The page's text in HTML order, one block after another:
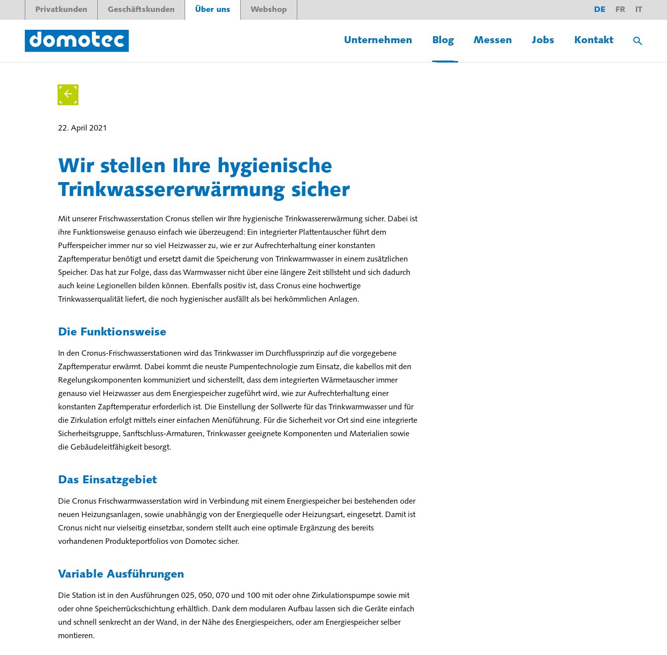
Privatkunden Geschäftskunden Über uns Webshop DE FR IT
Unternehmen Blog Messen Jobs Kontakt
22. April 2021
Wir stellen Ihre hygienische
Trinkwassererwärmung sicher
Mit unserer Frischwasserstation Cronus stellen wir Ihre hygienische Trinkwassererwärmung sicher. Dabei ist
ihre Funktionsweise genauso einfach wie überzeugend: Ein integrierter Plattentauscher führt dem
Pufferspeicher immer nur so viel Heizwasser zu, wie er zur Aufrechterhaltung einer konstanten
Zapftemperatur benötigt und ersetzt damit die Speicherung von Trinkwarmwasser in einem zusätzlichen
Speicher. Das hat zur Folge, dass das Warmwasser nicht über eine längere Zeit stillsteht und sich dadurch
auch keine Legionellen bilden können. Ebenfalls positiv ist, dass Cronus eine hochwertige
Trinkwasserqualität liefert, die noch hygienischer ausfällt als bei herkömmlichen Anlagen.
Die Funktionsweise
In den Cronus-Frischwasserstationen wird das Trinkwasser im Durchflussprinzip auf die vorgegebene
Zapftemperatur erwärmt. Dabei kommt die neuste Pumpentechnologie zum Einsatz, die kabellos mit den
Regelungskomponenten kommuniziert und sicherstellt, dass dem integrierten Wärmetauscher immer
genauso viel Heizwasser aus dem Energiespeicher zugeführt wird, wie zur Aufrechterhaltung einer
konstanten Zapftemperatur erforderlich ist. Die Einstellung der Sollwerte für das Trinkwarmwasser und für
die Zirkulation erfolgt mittels einer einfachen Menüführung. Für die Sicherheit vor Ort sind eine integrierte
Sicherheitsgruppe, Sanftschluss-Armaturen, Trinkwasser geeignete Komponenten und Materialien sowie
die Gebäudeleitfähigkeit besorgt.
Das Einsatzgebiet
Die Cronus Frischwarmwasserstation wird in Verbindung mit einem Energiespeicher bei bestehenden oder
neuen Heizungsanlagen, sowie unabhängig von der Energiequelle oder Heizungsart, eingesetzt. Damit ist
Cronus nicht nur vielseitig einsetzbar, sondern stellt auch eine optimale Ergänzung des bereits
vorhandenen Produkteportfolios von Domotec sicher.
Variable Ausführungen
Die Station ist in den Ausführungen 025, 050, 070 und 100 mit oder ohne Zirkulationspumpe sowie mit
oder ohne Speicherrückschichtung erhältlich. Dank dem modularen Aufbau lassen sich die Geräte einfach
und schnell senkrecht an der Wand, in der Nähe des Energiespeichers, oder am Energiespeicher selber
montieren.